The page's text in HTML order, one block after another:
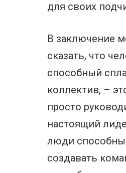
для своих
В заключение
сказать, что
способный
коллектив, –
просто
настоящий
люди способны
создавать